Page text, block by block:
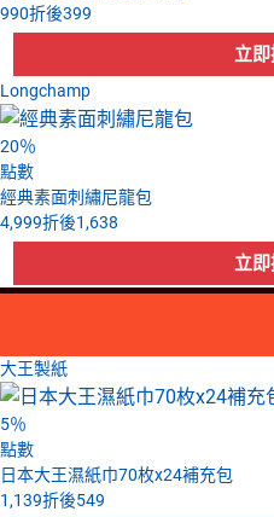
990折後399
Longchamp
20％
點數
經典素面刺繡尼龍包
4,999折後1,638
大王製紙
5％
點數
日本大王濕紙巾70枚x24補充包
1,139折後549